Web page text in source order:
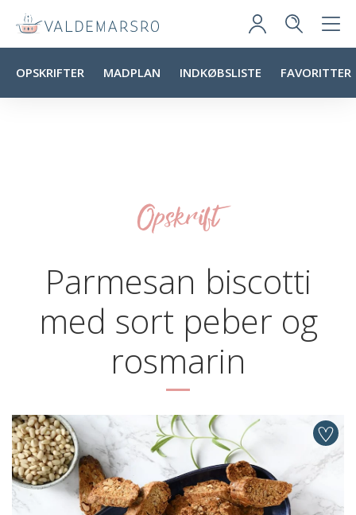
OPSKRIFTER MADPLAN INDKØBSLISTE FAVORITTER
Opskrift
Parmesan biscotti
med sort peber og
rosmarin